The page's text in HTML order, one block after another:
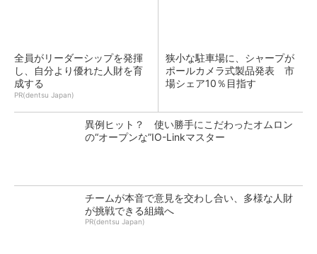
全員がリーダーシップを発揮
し、自分より優れた人財を育
成する
PR(dentsu Japan)
狭小な駐車場に、シャープが
ポールカメラ式製品発表 市
場シェア10％目指す
異例ヒット？ 使い勝手にこだわったオムロン
の“オープンな”IO-Linkマスター
チームが本音で意見を交わし合い、多様な人財
が挑戦できる組織へ
PR(dentsu Japan)